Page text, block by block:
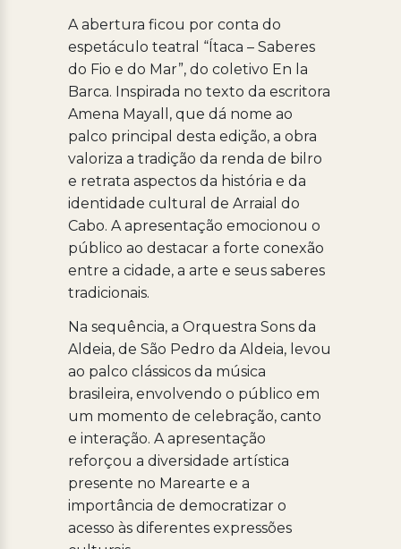
A abertura ficou por conta do
espetáculo teatral “Ítaca – Saberes
do Fio e do Mar”, do coletivo En la
Barca. Inspirada no texto da escritora
Amena Mayall, que dá nome ao
palco principal desta edição, a obra
valoriza a tradição da renda de bilro
e retrata aspectos da história e da
identidade cultural de Arraial do
Cabo. A apresentação emocionou o
público ao destacar a forte conexão
entre a cidade, a arte e seus saberes
tradicionais.
Na sequência, a Orquestra Sons da
Aldeia, de São Pedro da Aldeia, levou
ao palco clássicos da música
brasileira, envolvendo o público em
um momento de celebração, canto
e interação. A apresentação
reforçou a diversidade artística
presente no Marearte e a
importância de democratizar o
acesso às diferentes expressões